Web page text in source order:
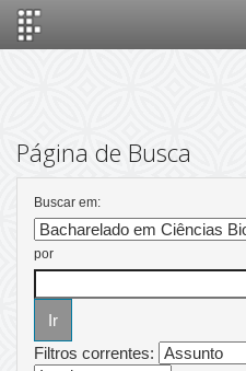
Página de Busca
Buscar em:
por
Filtros correntes: